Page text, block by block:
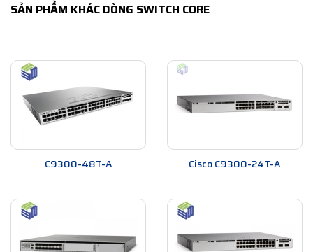
SẢN PHẨM KHÁC DÒNG SWITCH CORE
C9300-48T-A Cisco C9300-24T-A